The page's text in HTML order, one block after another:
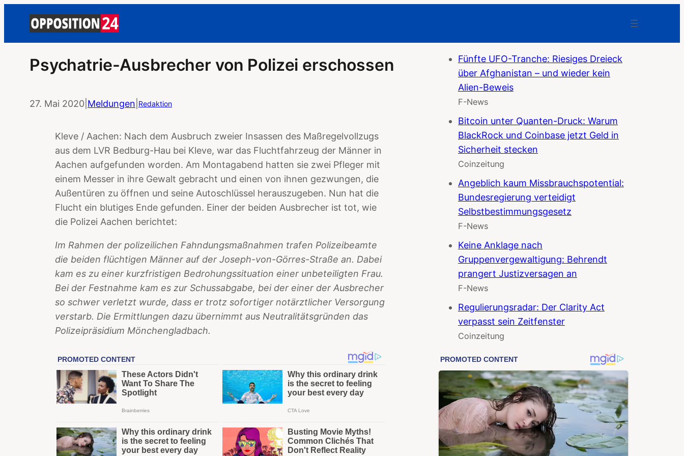
Psychatrie-Ausbrecher von Polizei erschossen
27. Mai 2020 Meldungen Redaktion
Kleve / Aachen: Nach dem Ausbruch zweier Insassen des Maßregelvollzugs
aus dem LVR Bedburg-Hau bei Kleve, war das Fluchtfahrzeug der Männer in
Aachen aufgefunden worden. Am Montagabend hatten sie zwei Pfleger mit
einem Messer in ihre Gewalt gebracht und einen von ihnen gezwungen, die
Außentüren zu öffnen und seine Autoschlüssel herauszugeben. Nun hat die
Flucht ein blutiges Ende gefunden. Einer der beiden Ausbrecher ist tot, wie
die Polizei Aachen berichtet:
Im Rahmen der polizeilichen Fahndungsmaßnahmen trafen Polizeibeamte
die beiden flüchtigen Männer auf der Joseph-von-Görres-Straße an. Dabei
kam es zu einer kurzfristigen Bedrohungssituation einer unbeteiligten Frau.
Bei der Festnahme kam es zur Schussabgabe, bei der einer der Ausbrecher
so schwer verletzt wurde, dass er trotz sofortiger notärztlicher Versorgung
verstarb. Die Ermittlungen dazu übernimmt aus Neutralitätsgründen das
Polizeipräsidium Mönchengladbach.
Fünfte UFO-Tranche: Riesiges Dreieck
über Afghanistan – und wieder kein
Alien-Beweis
F-News
Bitcoin unter Quanten-Druck: Warum
BlackRock und Coinbase jetzt Geld in
Sicherheit stecken
Coinzeitung
Angeblich kaum Missbrauchspotential:
Bundesregierung verteidigt
Selbstbestimmungsgesetz
F-News
Keine Anklage nach
Gruppenvergewaltigung: Behrendt
prangert Justizversagen an
F-News
Regulierungsradar: Der Clarity Act
verpasst sein Zeitfenster
Coinzeitung